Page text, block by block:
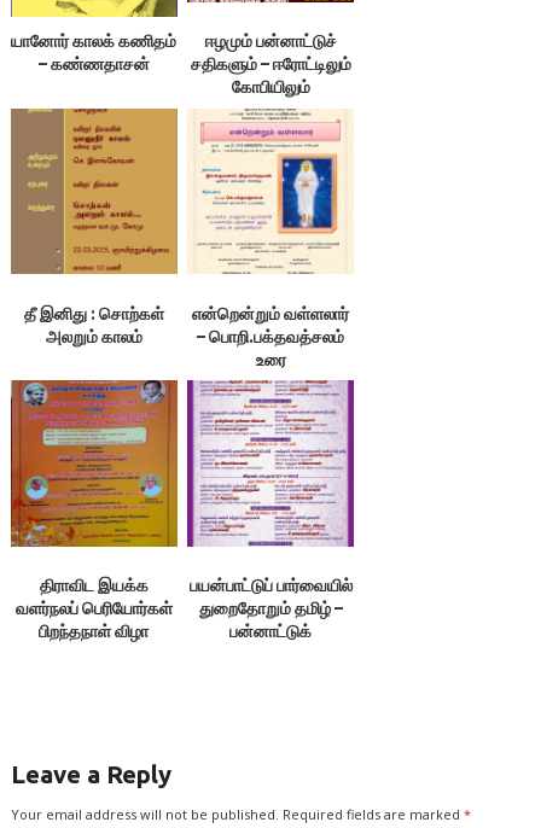
யானோர் காலக் கணிதம்
– கண்ணதாசன்
ஈழமும் பன்னாட்டுச்
சதிகளும் – ஈரோட்டிலும்
கோபியிலும்
கருத்தரங்கம்
தீ இனிது : சொற்கள்
அலறும் காலம்
என்றென்றும் வள்ளலார்
– பொறி.பக்தவத்சலம்
உரை
திராவிட இயக்க
வளர்நலப் பெரியோர்கள்
பிறந்தநாள் விழா
பயன்பாட்டுப் பார்வையில்
துறைதோறும் தமிழ் –
பன்னாட்டுக்
Leave a Reply
Your email address will not be published. Required fields are marked *